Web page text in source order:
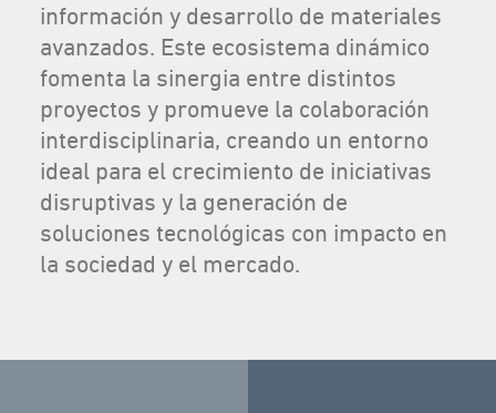
información y desarrollo de materiales
avanzados. Este ecosistema dinámico
fomenta la sinergia entre distintos
proyectos y promueve la colaboración
interdisciplinaria, creando un entorno
ideal para el crecimiento de iniciativas
disruptivas y la generación de
soluciones tecnológicas con impacto en
la sociedad y el mercado.